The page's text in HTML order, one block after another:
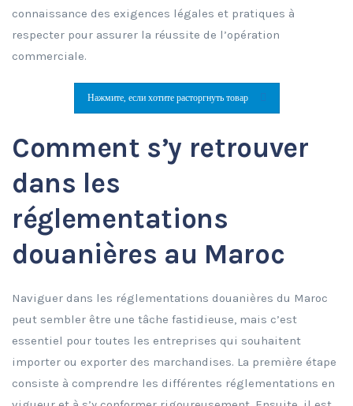
connaissance des exigences légales et pratiques à
respecter pour assurer la réussite de l’opération
commerciale.
Нажмите, если хотите расторгнуть товар
Comment s’y retrouver
dans les
réglementations
douanières au Maroc
Naviguer dans les réglementations douanières du Maroc
peut sembler être une tâche fastidieuse, mais c’est
essentiel pour toutes les entreprises qui souhaitent
importer ou exporter des marchandises. La première étape
consiste à comprendre les différentes réglementations en